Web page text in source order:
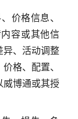
价格信息、
容或其他信
异、活动调整
格、配置、
威博通或其授